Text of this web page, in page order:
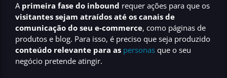
A primeira fase do inbound requer ações para que os
visitantes sejam atraídos até os canais de
comunicação do seu e-commerce, como páginas de
produtos e blog. Para isso, é preciso que seja produzido
conteúdo relevante para as personas que o seu
negócio pretende atingir.